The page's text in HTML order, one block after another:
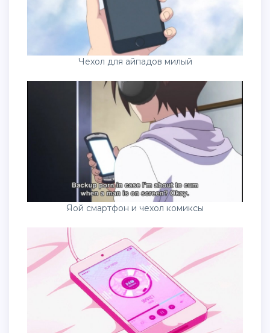
Чехол для айпадов милый
Яой смартфон и чехол комиксы